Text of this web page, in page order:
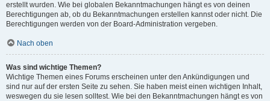
erstellt wurden. Wie bei globalen Bekanntmachungen hängt es von deinen
Berechtigungen ab, ob du Bekanntmachungen erstellen kannst oder nicht. Die
Berechtigungen werden von der Board-Administration vergeben.
Nach oben
Was sind wichtige Themen?
Wichtige Themen eines Forums erscheinen unter den Ankündigungen und
sind nur auf der ersten Seite zu sehen. Sie haben meist einen wichtigen Inhalt,
weswegen du sie lesen solltest. Wie bei den Bekanntmachungen hängt es von